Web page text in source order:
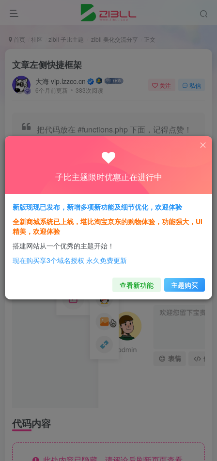
首页 社区 zibll 子比主题 zibll 美化交流分享 正文
文章左侧快捷框架
大海 vip.lzzcc.cn
6个月前更新 383次阅读
关注 私信
把代码放在 #functions.php 下面，记得点赞！
代码内容
子比主题限时优惠正在进行中
新版现现已发布，新增多项新功能及细节优化，欢迎体验
全新商城系统已上线，堪比淘宝京东的购物体验，功能强大，UI
精美，欢迎体验
搭建网站从一个优秀的主题开始！
现在购买享3个域名授权 永久免费更新
查看新功能 主题购买